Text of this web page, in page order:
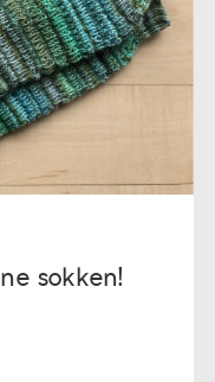
sokken!